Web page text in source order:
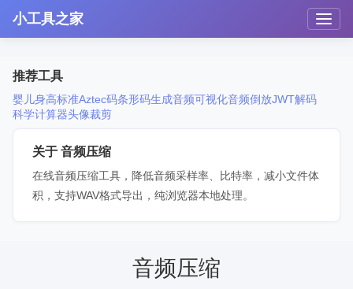
小工具之家
推荐工具
婴儿身高标准Aztec码条形码生成音频可视化音频倒放JWT解码
科学计算器头像裁剪
关于 音频压缩
在线音频压缩工具，降低音频采样率、比特率，减小文件体
积，支持WAV格式导出，纯浏览器本地处理。
音频压缩